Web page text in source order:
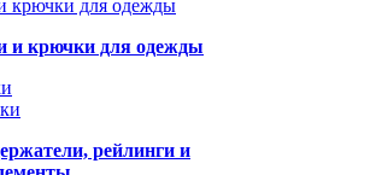
и крючки для одежды
рейлинги и